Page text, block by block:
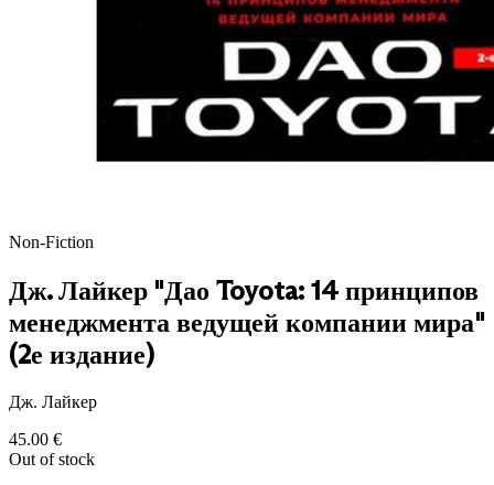
Non-Fiction
Дж. Лайкер "Дао Toyota: 14 принципов
менеджмента ведущей компании мира"
(2е издание)
Дж. Лайкер
45.00 €
Out of stock